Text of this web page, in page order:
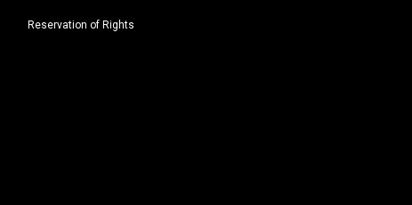
Reservation of Rights